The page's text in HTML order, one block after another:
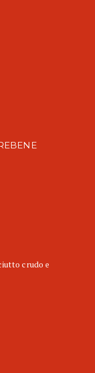
crudo e